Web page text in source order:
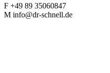
F +49 89 35060847
M info@dr-schnell.de